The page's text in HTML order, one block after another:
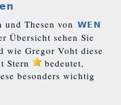
und Thesen von WEN
Übersicht sehen Sie
wie Gregor Voht diese
Stern
bedeutet,
besonders wichtig